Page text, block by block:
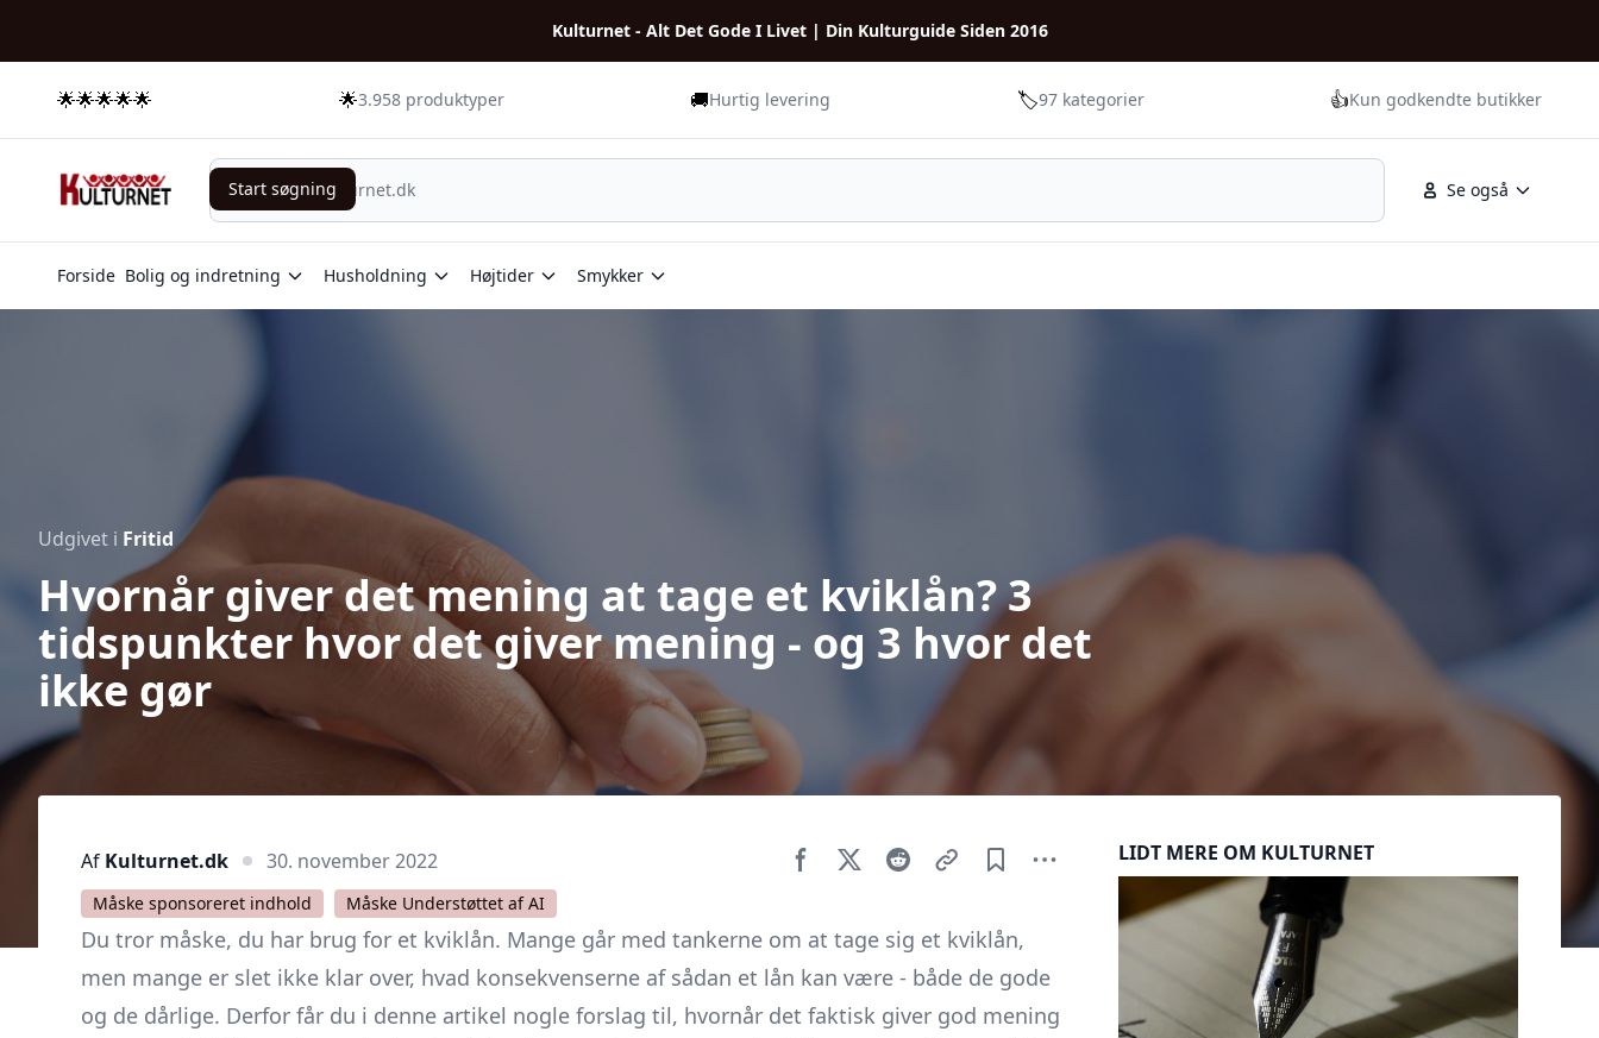
Kulturnet - Alt Det Gode I Livet | Din Kulturguide Siden 2016
🌟🌟🌟🌟🌟 🌟3.958 produktyper 🚚Hurtig levering 🏷️97 kategorier 👍Kun godkendte butikker
Se også
Start søgning
Start søgning
Forside Bolig og indretning Husholdning Højtider Smykker
Udgivet i Fritid
Hvornår giver det mening at tage et kviklån? 3
tidspunkter hvor det giver mening - og 3 hvor det
ikke gør
Af Kulturnet.dk 30. november 2022
Måske sponsoreret indhold Måske Understøttet af AI
Du tror måske, du har brug for et kviklån. Mange går med tankerne om at tage sig et kviklån,
men mange er slet ikke klar over, hvad konsekvenserne af sådan et lån kan være - både de gode
og de dårlige. Derfor får du i denne artikel nogle forslag til, hvornår det faktisk giver god mening
Sidebar
LIDT MERE OM KULTURNET